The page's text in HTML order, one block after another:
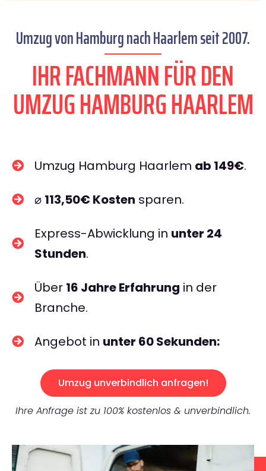
Umzug von Hamburg nach Haarlem seit 2007.
IHR FACHMANN FÜR DEN
UMZUG HAMBURG HAARLEM
Umzug Hamburg Haarlem ab 149€.
⌀ 113,50€ Kosten sparen.
Express-Abwicklung in unter 24
Stunden.
Über 16 Jahre Erfahrung in der
Branche.
Angebot in unter 60 Sekunden:
Umzug unverbindlich anfragen!
Ihre Anfrage ist zu 100% kostenlos & unverbindlich.